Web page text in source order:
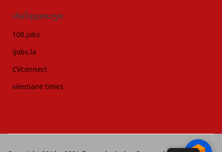
ເວັບໄຊຊອກວຽກ
108.jobs
ijobs.la
CVconnect
vientiane times